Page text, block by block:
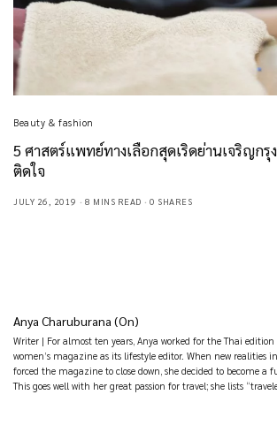
Beauty & fashion
5 ศาสตร์แพทย์ทางเลือกสุดเริดย่านเจริญกรุ
ติดใจ
JULY 26, 2019 8 MINS READ 0 SHARES
Anya Charuburana (On)
Writer | For almost ten years, Anya worked for the Thai
women’s magazine as its lifestyle editor. When new realities
forced the magazine to close down, she decided to become a
This goes well with her great passion for travel; she lists